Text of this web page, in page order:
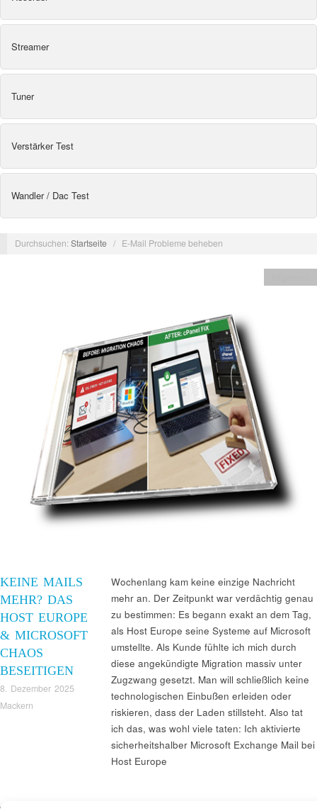
Streamer
Tuner
Verstärker Test
Wandler / Dac Test
Durchsuchen:Startseite / E-Mail Probleme beheben
KEINE MAILS
MEHR? DAS
HOST EUROPE
& MICROSOFT
CHAOS
BESEITIGEN
8. Dezember 2025
Mackern
Wochenlang kam keine einzige Nachricht
mehr an. Der Zeitpunkt war verdächtig genau
zu bestimmen: Es begann exakt an dem Tag,
als Host Europe seine Systeme auf Microsoft
umstellte. Als Kunde fühlte ich mich durch
diese angekündigte Migration massiv unter
Zugzwang gesetzt. Man will schließlich keine
technologischen Einbußen erleiden oder
riskieren, dass der Laden stillsteht. Also tat
ich das, was wohl viele taten: Ich aktivierte
sicherheitshalber Microsoft Exchange Mail bei
Host Europe